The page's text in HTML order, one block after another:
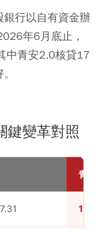
行以自有資金辦
年6月底止，
中青安2.0核貸17
鍵變革對照
青安